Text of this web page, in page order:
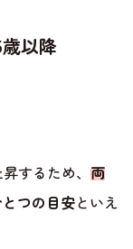
以降
するため、 両
つの目安といえ